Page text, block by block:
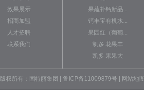
效果展示
招商加盟
人才招聘
联系我们
果蔬补钙新品...
钙丰宝有机水...
果园红（葡萄...
凯多 花果丰
凯多 果果大
版权所有：固特丽集团 | 鲁ICP备11009879号 | 网站地图